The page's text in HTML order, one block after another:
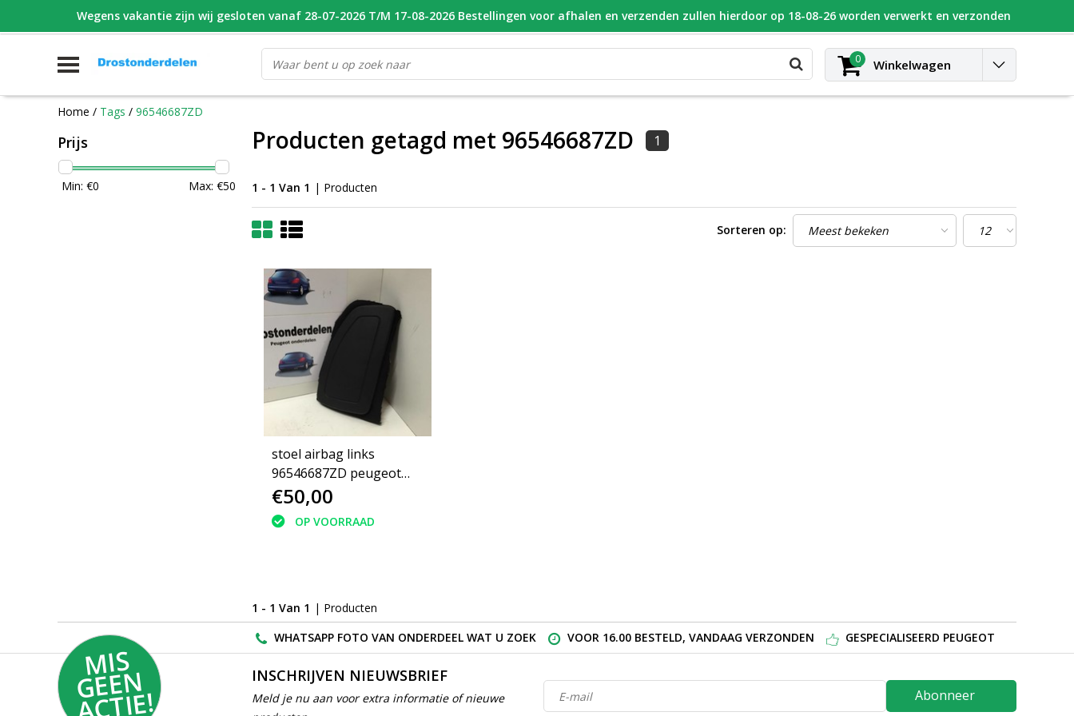
WHATSAPP FOTO VAN ONDERDEEL WAT U ZOEK VOOR 16.00 BESTELD, VANDAAG VERZONDEN GESPECIALISEERD PEUGEOT Blog Contact Inloggen
0 Winkelwagen
Home / Tags / 96546687ZD
Prijs
Min: €0 Max: €50
Producten getagd met 96546687ZD 1
1 - 1 Van 1 | Producten
Sorteren op:
stoel airbag links
96546687ZD peugeot
207 (8216NE) zwart
€50,00
OP VOORRAAD
1 - 1 Van 1 | Producten
WHATSAPP FOTO VAN ONDERDEEL WAT U ZOEK
VOOR 16.00 BESTELD, VANDAAG VERZONDEN GESPECIALISEERD PEUGEOT
MI
S
G
E
E
N
A
C
TI
E!
INSCHRIJVEN NIEUWSBRIEF
Meld je nu aan voor extra informatie of nieuwe
Abonneer
Wegens vakantie zijn wij gesloten vanaf 28-07-2026 T/M 17-08-2026 Bestellingen voor afhalen en verzenden zullen hierdoor op 18-08-26 worden verwerkt en verzonden